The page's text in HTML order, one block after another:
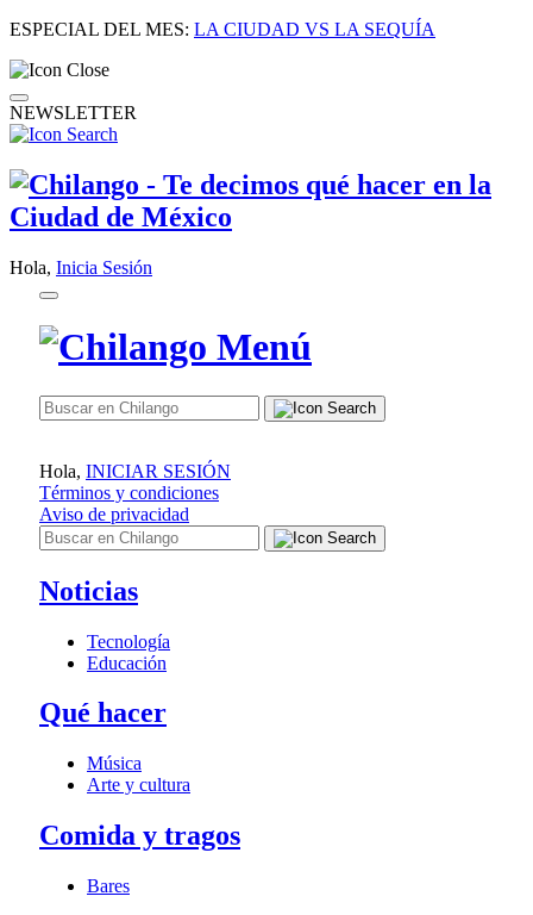
ESPECIAL DEL MES: LA CIUDAD VS LA SEQUÍA
NEWSLETTER
Hola, Inicia Sesión
Hola, INICIAR SESIÓN
Términos y condiciones
Aviso de privacidad
Noticias
Tecnología
Educación
Qué hacer
Música
Arte y cultura
Comida y tragos
Bares